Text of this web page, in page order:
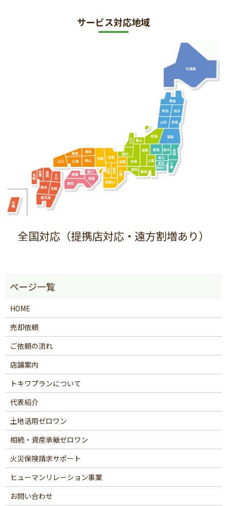
サービス対応地域
全国対応（提携店対応・遠方割増あり）
HOME
売却依頼
ご依頼の流れ
店舗案内
トキワプランについて
代表紹介
土地活用ゼロワン
相続・資産承継ゼロワン
火災保険請求サポート
ヒューマンリレーション事業
お問い合わせ